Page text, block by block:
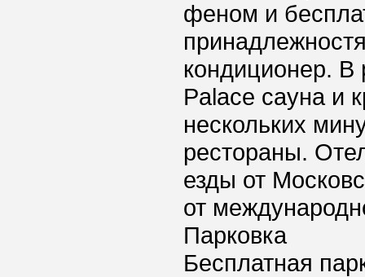
феном и
кондиционер. В
Palace сауна и
нескольких
рестораны.
езды от
от
Парковка
Бесплатная